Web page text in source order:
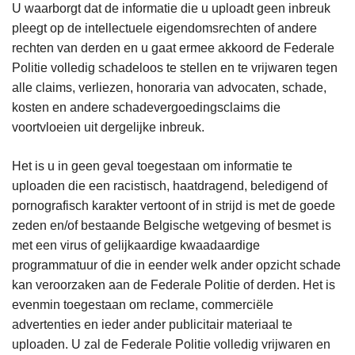
U waarborgt dat de informatie die u uploadt geen inbreuk
pleegt op de intellectuele eigendomsrechten of andere
rechten van derden en u gaat ermee akkoord de Federale
Politie volledig schadeloos te stellen en te vrijwaren tegen
alle claims, verliezen, honoraria van advocaten, schade,
kosten en andere schadevergoedingsclaims die
voortvloeien uit dergelijke inbreuk.
Het is u in geen geval toegestaan om informatie te
uploaden die een racistisch, haatdragend, beledigend of
pornografisch karakter vertoont of in strijd is met de goede
zeden en/of bestaande Belgische wetgeving of besmet is
met een virus of gelijkaardige kwaadaardige
programmatuur of die in eender welk ander opzicht schade
kan veroorzaken aan de Federale Politie of derden. Het is
evenmin toegestaan om reclame, commerciële
advertenties en ieder ander publicitair materiaal te
uploaden. U zal de Federale Politie volledig vrijwaren en